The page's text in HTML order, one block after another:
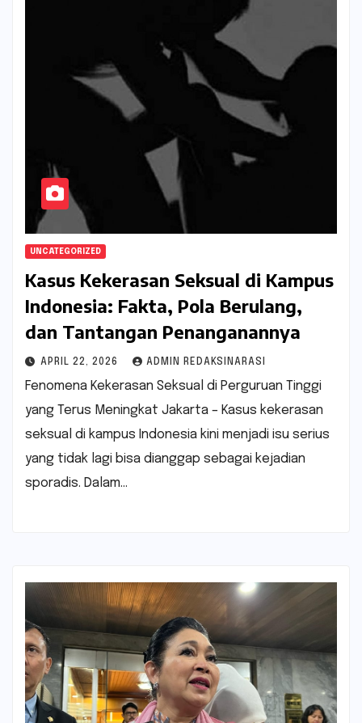
UNCATEGORIZED
Kasus Kekerasan Seksual di Kampus
Indonesia: Fakta, Pola Berulang,
dan Tantangan Penanganannya
APRIL 22, 2026 ADMIN REDAKSINARASI
Fenomena Kekerasan Seksual di Perguruan Tinggi
yang Terus Meningkat Jakarta – Kasus kekerasan
seksual di kampus Indonesia kini menjadi isu serius
yang tidak lagi bisa dianggap sebagai kejadian
sporadis. Dalam…